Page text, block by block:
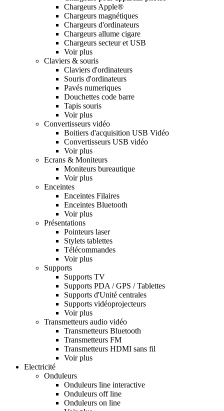
Chargeurs Apple®
Chargeurs magnétiques
Chargeurs d'ordinateurs
Chargeurs allume cigare
Chargeurs secteur et USB
Voir plus
Claviers & souris
Claviers d'ordinateurs
Souris d'ordinateurs
Pavés numeriques
Douchettes code barre
Tapis souris
Voir plus
Convertisseurs vidéo
Boitiers d'acquisition USB Vidéo
Convertisseurs USB vidéo
Voir plus
Ecrans & Moniteurs
Moniteurs bureautique
Voir plus
Enceintes
Enceintes Filaires
Enceintes Bluetooth
Voir plus
Présentations
Pointeurs laser
Stylets tablettes
Télécommandes
Voir plus
Supports
Supports TV
Supports PDA / GPS / Tablettes
Supports d'Unité centrales
Supports vidéoprojecteurs
Voir plus
Transmetteurs audio vidéo
Transmetteurs Bluetooth
Transmetteurs FM
Transmetteurs HDMI sans fil
Voir plus
Electricité
Onduleurs
Onduleurs line interactive
Onduleurs off line
Onduleurs on line